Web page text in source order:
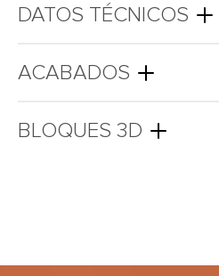
DATOS TÉCNICOS
ACABADOS
BLOQUES 3D